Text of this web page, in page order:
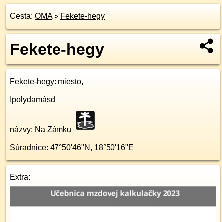
Cesta: OMA» Fekete-hegy
Fekete-hegy
Fekete-hegy: miesto,
Ipolydamásd
názvy: Na Zámku
Súradnice: 47°50'46"N , 18°50'16"E
Extra: